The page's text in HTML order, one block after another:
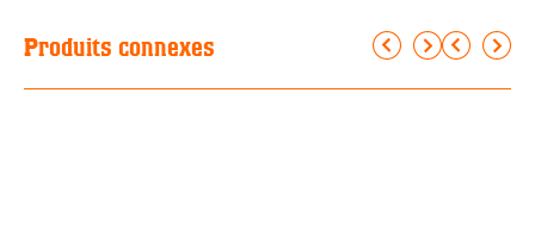
Produits connexes